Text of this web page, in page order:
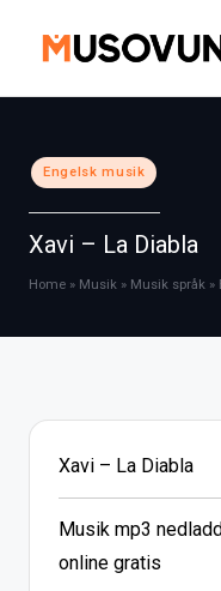
Posted
in
Engelsk musik
Xavi – La Diabla
Home » Musik » Musik språk »
Xavi – La Diabla
Musik mp3
online gratis